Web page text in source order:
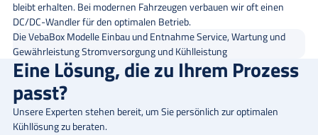
bleibt erhalten. Bei modernen Fahrzeugen verbauen wir oft einen
DC/DC-Wandler für den optimalen Betrieb.
Die VebaBox ModelleEinbau und EntnahmeService, Wartung und
GewährleistungStromversorgung und Kühlleistung
Eine Lösung, die zu Ihrem Prozess
passt?
Unsere Experten stehen bereit, um Sie persönlich zur optimalen
Kühllösung zu beraten.